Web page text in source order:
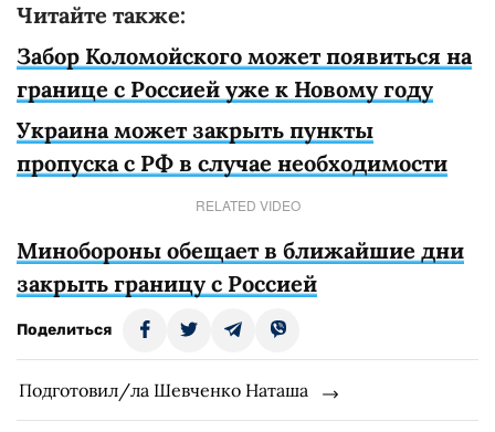
Читайте также:
Забор Коломойского может появиться на
границе с Россией уже к Новому году
Украина может закрыть пункты
пропуска с РФ в случае необходимости
RELATED VIDEO
Минобороны обещает в ближайшие дни
закрыть границу с Россией
Поделиться
Подготовил/ла Шевченко Наташа